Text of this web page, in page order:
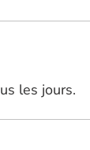
les jours.